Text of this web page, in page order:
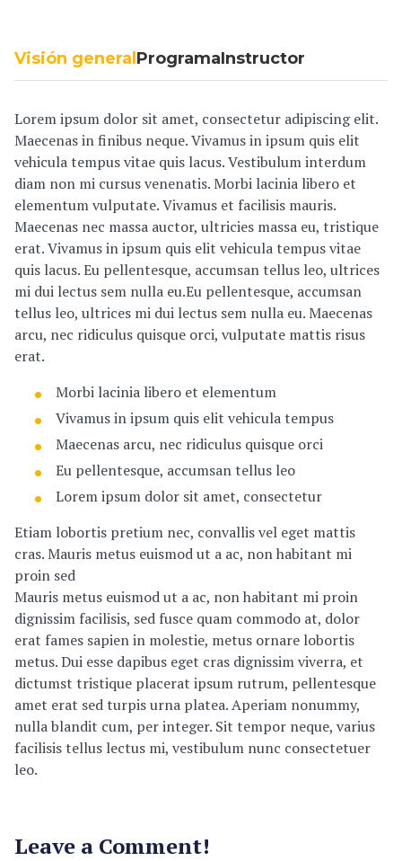
Visión general ProgramaInstructor
Lorem ipsum dolor sit amet, consectetur adipiscing elit.
Maecenas in finibus neque. Vivamus in ipsum quis elit
vehicula tempus vitae quis lacus. Vestibulum interdum
diam non mi cursus venenatis. Morbi lacinia libero et
elementum vulputate. Vivamus et facilisis mauris.
Maecenas nec massa auctor, ultricies massa eu, tristique
erat. Vivamus in ipsum quis elit vehicula tempus vitae
quis lacus. Eu pellentesque, accumsan tellus leo, ultrices
mi dui lectus sem nulla eu.Eu pellentesque, accumsan
tellus leo, ultrices mi dui lectus sem nulla eu. Maecenas
arcu, nec ridiculus quisque orci, vulputate mattis risus
erat.
Morbi lacinia libero et elementum
Vivamus in ipsum quis elit vehicula tempus
Maecenas arcu, nec ridiculus quisque orci
Eu pellentesque, accumsan tellus leo
Lorem ipsum dolor sit amet, consectetur
Etiam lobortis pretium nec, convallis vel eget mattis
cras. Mauris metus euismod ut a ac, non habitant mi
proin sed
Mauris metus euismod ut a ac, non habitant mi proin
dignissim facilisis, sed fusce quam commodo at, dolor
erat fames sapien in molestie, metus ornare lobortis
metus. Dui esse dapibus eget cras dignissim viverra, et
dictumst tristique placerat ipsum rutrum, pellentesque
amet erat sed turpis urna platea. Aperiam nonummy,
nulla blandit cum, per integer. Sit tempor neque, varius
facilisis tellus lectus mi, vestibulum nunc consectetuer
leo.
Leave a Comment!